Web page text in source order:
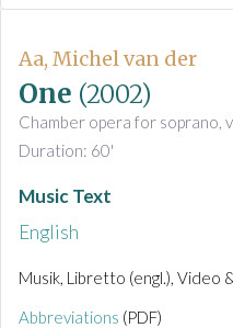
Aa, Michel van der
One (2002)
Chamber opera for soprano,
Duration: 60'
Music Text
English
Musik, Libretto (engl.), Video
Abbreviations (PDF)